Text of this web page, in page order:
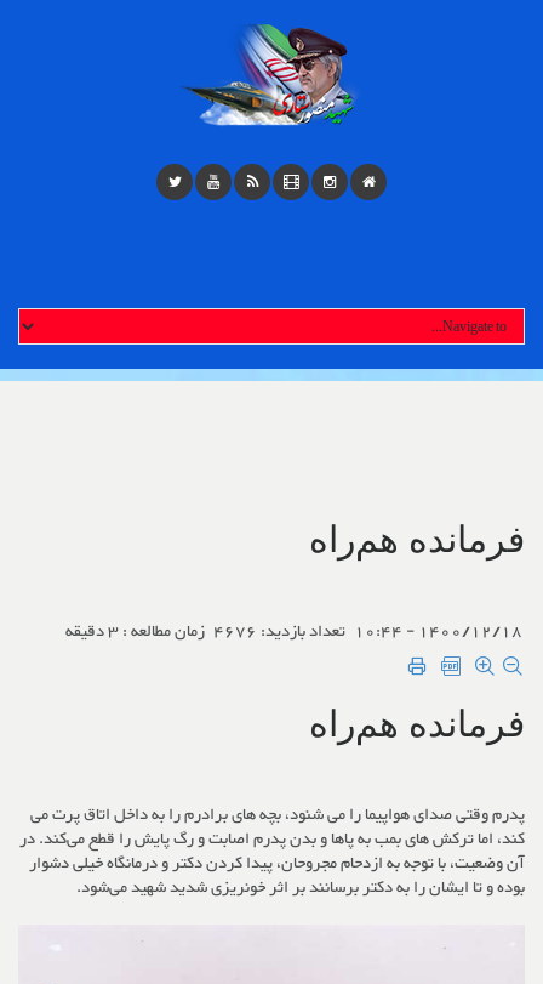
فرمانده هم‌راه
1400/12/18 - 10:44 تعداد بازدید: 4676 زمان مطالعه : 3 دقیقه
فرمانده هم‌راه
پدرم وقتی صدای هواپیما را می شنود، بچه های برادرم را به داخل اتاق پرت می
کند، اما ترکش های بمب به پاها و بدن پدرم اصابت و رگ پایش را قطع می‌کند. در
آن وضعیت، با توجه به ازدحام مجروحان، پیدا کردن دکتر و درمانگاه خیلی دشوار
بوده و تا ایشان را به دکتر برسانند بر اثر خونریزی شدید شهید می‌شود.